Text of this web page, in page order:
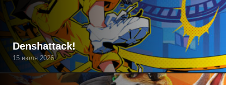
Denshattack!
15 июля 2026